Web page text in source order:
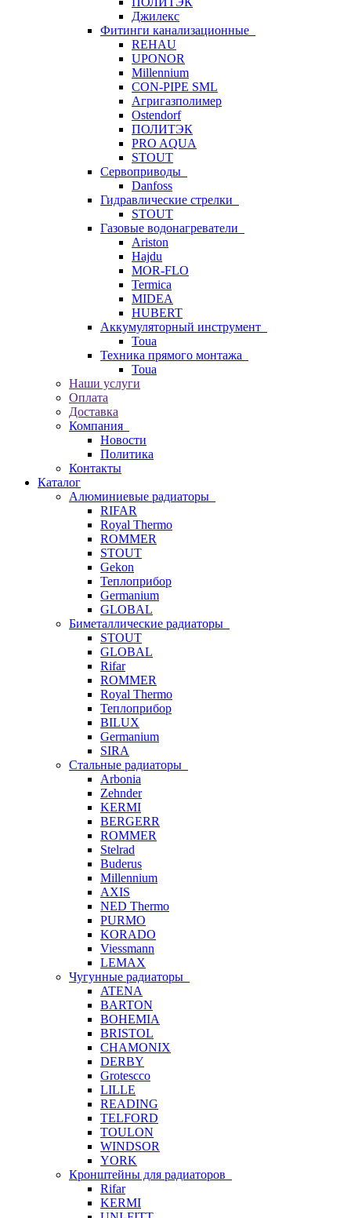
Джилекс
Фитинги канализационные
REHAU
UPONOR
Millennium
CON-PIPE SML
Агригазполимер
Ostendorf
ПОЛИТЭК
PRO AQUA
STOUT
Сервоприводы
Danfoss
Гидравлические стрелки
STOUT
Газовые водонагреватели
Ariston
Hajdu
MOR-FLO
Termica
MIDEA
HUBERT
Аккумуляторный инструмент
Toua
Техника прямого монтажа
Toua
Наши услуги
Оплата
Доставка
Компания
Новости
Политика
Контакты
Каталог
Алюминиевые радиаторы
RIFAR
Royal Thermo
ROMMER
STOUT
Gekon
Теплоприбор
Germanium
GLOBAL
Биметаллические радиаторы
STOUT
GLOBAL
Rifar
ROMMER
Royal Thermo
Теплоприбор
BILUX
Germanium
SIRA
Стальные радиаторы
Arbonia
Zehnder
KERMI
BERGERR
ROMMER
Stelrad
Buderus
Millennium
AXIS
NED Thermo
PURMO
KORADO
Viessmann
LEMAX
Чугунные радиаторы
ATENA
BARTON
BOHEMIA
BRISTOL
CHAMONIX
DERBY
Grotescco
LILLE
READING
TELFORD
TOULON
WINDSOR
YORK
Кронштейны для радиаторов
Rifar
KERMI